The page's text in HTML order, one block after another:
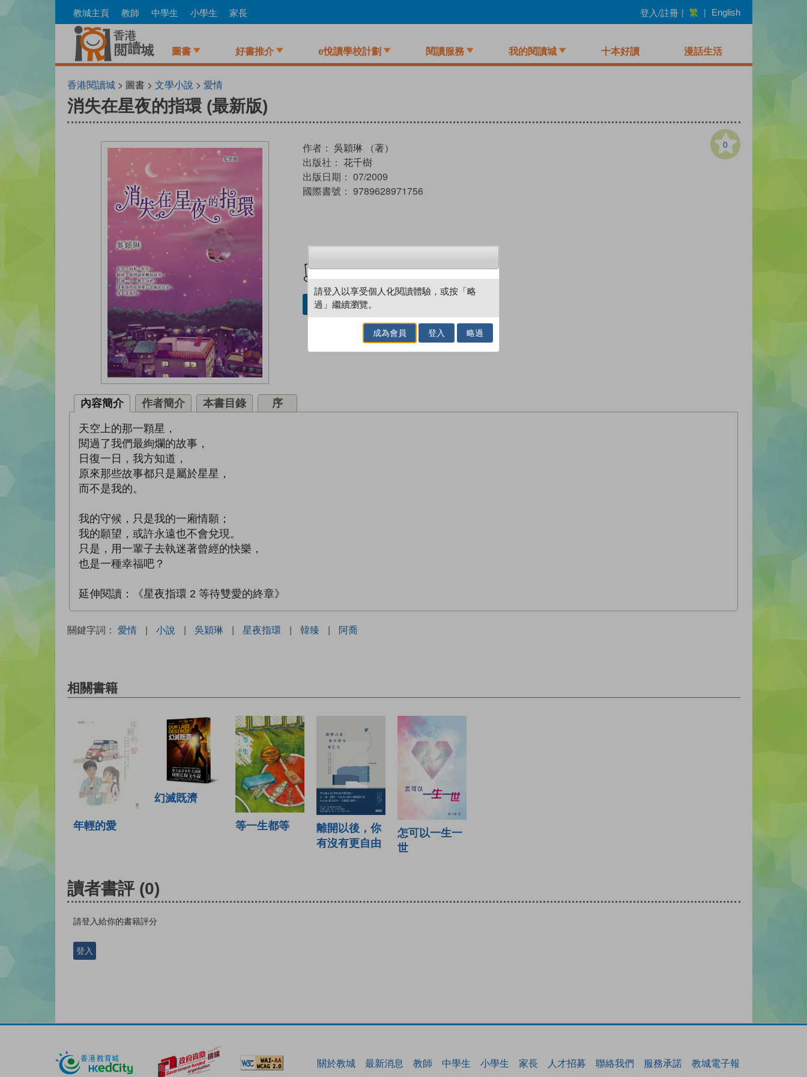
to
教城主頁 教師 中學生 小學生 家長 登入/註冊 | 繁 | English
圖書 好書推介 e悅讀學校計劃 閱讀服務 我的閱讀城 十本好讀 漫話生活
香港閱讀城> 圖書 > 文學小說 > 愛情
消失在星夜的指環 (最新版)
0
作者： 吳穎琳 （著）
出版社： 花千樹
出版日期： 07/2009
國際書號： 9789628971756
借閱實體書
內容簡介 作者簡介 本書目錄 序
天空上的那一顆星，
閱過了我們最絢爛的故事，
日復一日，我方知道，
原來那些故事都只是屬於星星，
而不是我的。
我的守候，只是我的一廂情願；
我的願望，或許永遠也不會兌現。
只是，用一輩子去執迷著曾經的快樂，
也是一種幸福吧？
延伸閱讀：《星夜指環 2 等待雙愛的終章》
關鍵字詞： 愛情 | 小說 | 吳穎琳 | 星夜指環 | 韓臻 | 阿喬
相關書籍
年輕的愛
幻滅既濟
等一生都等
離開以後，你
有沒有更自由
怎可以一生一
世
讀者書評 (0)
請登入給你的書籍評分
登入
關於教城 最新消息 教師 中學生 小學生 家長 人才招募 聯絡我們 服務承諾 教城電子報
請登入以享受個人化閱讀體驗，或按「略
過」繼續瀏覽。
成為會員 登入 略過